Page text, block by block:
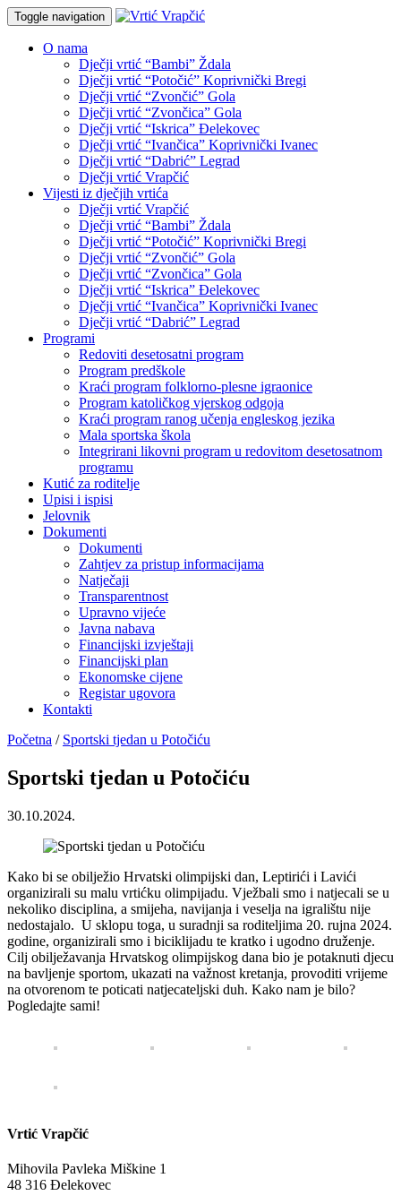
Toggle navigation
O nama
Dječji vrtić “Bambi” Ždala
Dječji vrtić “Potočić” Koprivnički Bregi
Dječji vrtić “Zvončić” Gola
Dječji vrtić “Zvončica” Gola
Dječji vrtić “Iskrica” Đelekovec
Dječji vrtić “Ivančica” Koprivnički Ivanec
Dječji vrtić “Dabrić” Legrad
Dječji vrtić Vrapčić
Vijesti iz dječjih vrtića
Dječji vrtić Vrapčić
Dječji vrtić “Bambi” Ždala
Dječji vrtić “Potočić” Koprivnički Bregi
Dječji vrtić “Zvončić” Gola
Dječji vrtić “Zvončica” Gola
Dječji vrtić “Iskrica” Đelekovec
Dječji vrtić “Ivančica” Koprivnički Ivanec
Dječji vrtić “Dabrić” Legrad
Programi
Redoviti desetosatni program
Program predškole
Kraći program folklorno-plesne igraonice
Program katoličkog vjerskog odgoja
Kraći program ranog učenja engleskog jezika
Mala sportska škola
Integrirani likovni program u redovitom desetosatnom
programu
Kutić za roditelje
Upisi i ispisi
Jelovnik
Dokumenti
Dokumenti
Zahtjev za pristup informacijama
Natječaji
Transparentnost
Upravno vijeće
Javna nabava
Financijski izvještaji
Financijski plan
Ekonomske cijene
Registar ugovora
Kontakti
Početna / Sportski tjedan u Potočiću
Sportski tjedan u Potočiću
30.10.2024.
Kako bi se obilježio Hrvatski olimpijski dan, Leptirići i Lavići
organizirali su malu vrtićku olimpijadu. Vježbali smo i natjecali se u
nekoliko disciplina, a smijeha, navijanja i veselja na igralištu nije
nedostajalo. U sklopu toga, u suradnji sa roditeljima 20. rujna 2024.
godine, organizirali smo i biciklijadu te kratko i ugodno druženje.
Cilj obilježavanja Hrvatskog olimpijskog dana bio je potaknuti djecu
na bavljenje sportom, ukazati na važnost kretanja, provoditi vrijeme
na otvorenom te poticati natjecateljski duh. Kako nam je bilo?
Pogledajte sami!
Vrtić Vrapčić
Mihovila Pavleka Miškine 1
48 316 Đelekovec